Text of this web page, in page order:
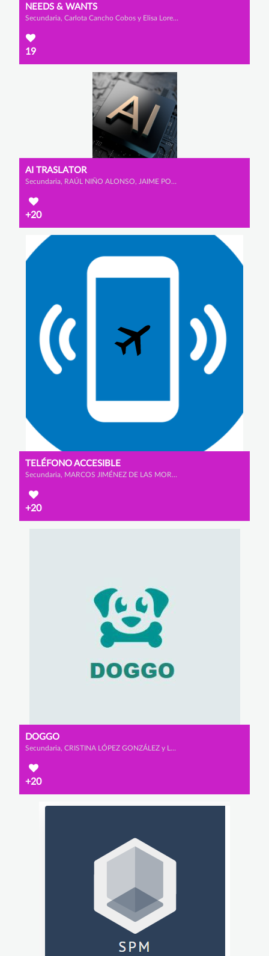
NEEDS & WANTS
Secundaria, Carlota Cancho Cobos y Elisa Lorenzo Ortega
19
AI TRASLATOR
Secundaria, RAÚL NIÑO ALONSO, JAIME POMBO CARAMÉ y TEO SENFTLEBEN
+20
TELÉFONO ACCESIBLE
Secundaria, MARCOS JIMÉNEZ DE LAS MORAS, DANIEL BAÑOS PRATO y ÁLVARO LANNEGRAND LORENZO
+20
DOGGO
Secundaria, CRISTINA LÓPEZ GONZÁLEZ y LUCIANA SACO DÍAZ
+20